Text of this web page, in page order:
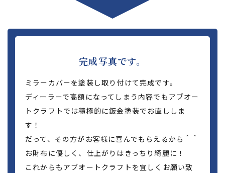
完成写真です。
ミラーカバーを塗装し取り付けて完成です。
ディーラーで高額になってしまう内容でもアブオー
トクラフトでは積極的に鈑金塗装でお直ししま
す！
だって、その方がお客様に喜んでもらえるから＾＾
お財布に優しく、仕上がりはきっちり綺麗に！
これからもアブオートクラフトを宜しくお願い致